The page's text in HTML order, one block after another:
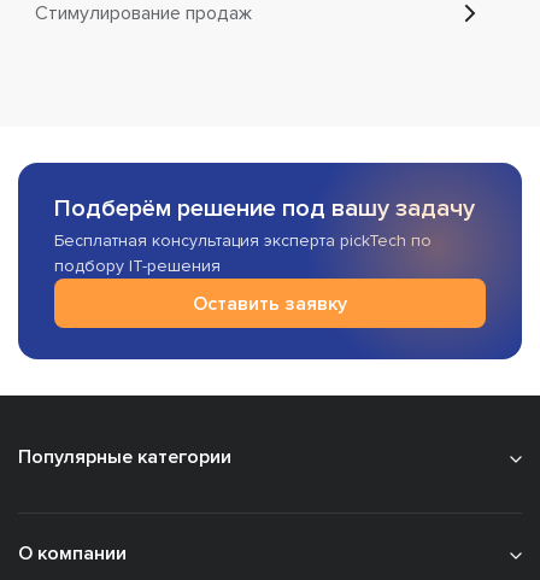
Стимулирование продаж
Подберём решение под вашу задачу
Бесплатная консультация эксперта pickTech по
подбору IT-решения
Оставить заявку
Популярные категории
О компании